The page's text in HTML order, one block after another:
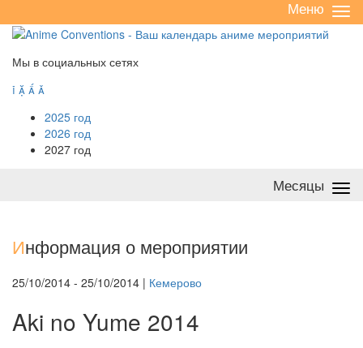
/
Меню
Мы в социальных сетях
   
2025 год
2026 год
2027 год
Месяцы
Информация о мероприятии
25/10/2014 - 25/10/2014 | Кемерово
Aki no Yume 2014